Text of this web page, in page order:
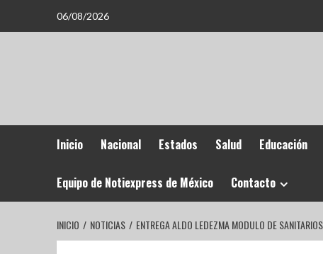
06/08/2026
Inicio Nacional Estados Salud Educación
Equipo de Notiexpress de México Contacto
INICIO NOTICIAS ENTREGA ALDO LEDEZMA MODULO DE